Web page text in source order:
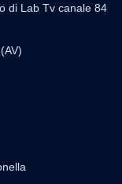
di Lab Tv canale 84